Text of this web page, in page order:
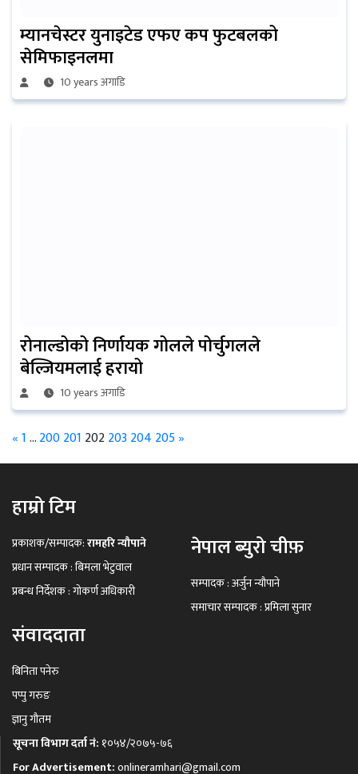
म्यानचेस्टर युनाइटेड एफए कप फुटबलको
सेमिफाइनलमा
10 years अगाडि
रोनाल्डोको निर्णायक गोलले पोर्चुगलले
बेल्जियमलाई हरायो
10 years अगाडि
«1…200201 202203 204 205»
हाम्रो टिम
प्रकाशक/सम्पादक:रामहरि न्यौपाने
प्रधान सम्पादक : बिमला भेटुवाल
प्रबन्ध निर्देशक : गोकर्ण अधिकारी
नेपाल ब्युरो चीफ़
सम्पादक : अर्जुन न्यौपाने
समाचार सम्पादक : प्रमिला सुनार
संवाददाता
बिनिता पनेरु
पप्पु गरुङ
ज्ञानु गौतम
सूचना विभाग दर्ता नं: १०५४/२०७५-७६
For Advertisement:onlineramhari@gmail.com